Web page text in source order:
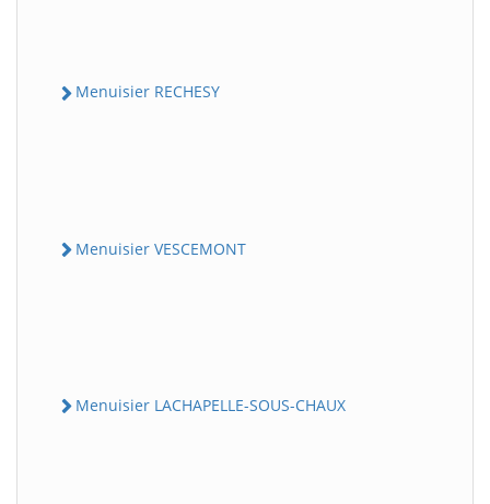
Menuisier RECHESY
Menuisier VESCEMONT
Menuisier LACHAPELLE-SOUS-CHAUX